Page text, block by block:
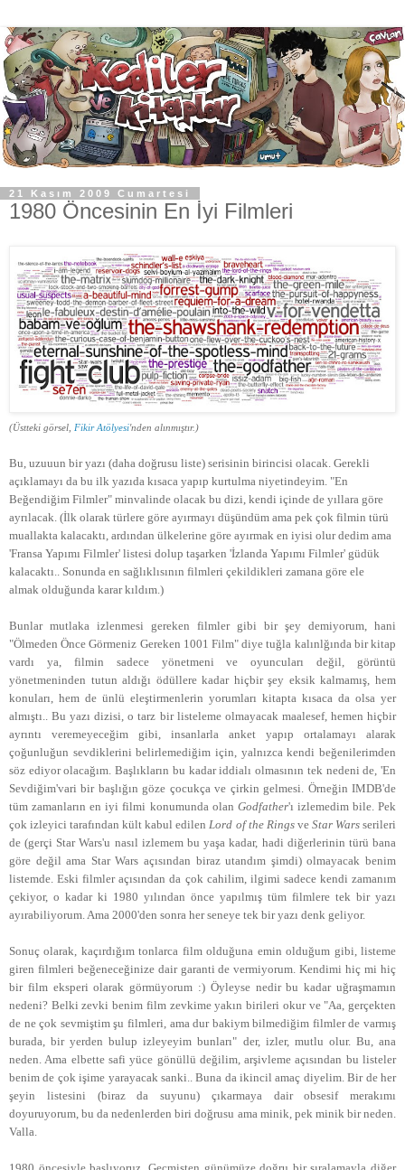
21 Kasım 2009 Cumartesi
1980 Öncesinin En İyi Filmleri
(Üstteki görsel, Fikir Atölyesi'nden alınmıştır.)
Bu, uzuuun bir yazı (daha doğrusu liste) serisinin birincisi olacak. Gerekli
açıklamayı da bu ilk yazıda kısaca yapıp kurtulma niyetindeyim. "En
Beğendiğim Filmler" minvalinde olacak bu dizi, kendi içinde de yıllara göre
ayrılacak. (İlk olarak türlere göre ayırmayı düşündüm ama pek çok filmin türü
muallakta kalacaktı, ardından ülkelerine göre ayırmak en iyisi olur dedim ama
'Fransa Yapımı Filmler' listesi dolup taşarken 'İzlanda Yapımı Filmler' güdük
kalacaktı.. Sonunda en sağlıklısının filmleri çekildikleri zamana göre ele
almak olduğunda karar kıldım.)
Bunlar mutlaka izlenmesi gereken filmler gibi bir şey demiyorum, hani
"Ölmeden Önce Görmeniz Gereken 1001 Film" diye tuğla kalınlğında bir kitap
vardı ya, filmin sadece yönetmeni ve oyuncuları değil, görüntü
yönetmeninden tutun aldığı ödüllere kadar hiçbir şey eksik kalmamış, hem
konuları, hem de ünlü eleştirmenlerin yorumları kitapta kısaca da olsa yer
almıştı.. Bu yazı dizisi, o tarz bir listeleme olmayacak maalesef, hemen hiçbir
ayrıntı veremeyeceğim gibi, insanlarla anket yapıp ortalamayı alarak
çoğunluğun sevdiklerini belirlemediğim için, yalnızca kendi beğenilerimden
söz ediyor olacağım. Başlıkların bu kadar iddialı olmasının tek nedeni de, 'En
Sevdiğim'vari bir başlığın göze çocukça ve çirkin gelmesi. Örneğin IMDB'de
tüm zamanların en iyi filmi konumunda olan Godfather'ı izlemedim bile. Pek
çok izleyici tarafından kült kabul edilen Lord of the Ringsve Star Warsserileri
de (gerçi Star Wars'u nasıl izlemem bu yaşa kadar, hadi diğerlerinin türü bana
göre değil ama Star Wars açısından biraz utandım şimdi) olmayacak benim
listemde. Eski filmler açısından da çok cahilim, ilgimi sadece kendi zamanım
çekiyor, o kadar ki 1980 yılından önce yapılmış tüm filmlere tek bir yazı
ayırabiliyorum. Ama 2000'den sonra her seneye tek bir yazı denk geliyor.
Sonuç olarak, kaçırdığım tonlarca film olduğuna emin olduğum gibi, listeme
giren filmleri beğeneceğinize dair garanti de vermiyorum. Kendimi hiç mi hiç
bir film eksperi olarak görmüyorum :) Öyleyse nedir bu kadar uğraşmamın
nedeni? Belki zevki benim film zevkime yakın birileri okur ve "Aa, gerçekten
de ne çok sevmiştim şu filmleri, ama dur bakiym bilmediğim filmler de varmış
burada, bir yerden bulup izleyeyim bunları" der, izler, mutlu olur. Bu, ana
neden. Ama elbette safi yüce gönüllü değilim, arşivleme açısından bu listeler
benim de çok işime yarayacak sanki.. Buna da ikincil amaç diyelim. Bir de her
şeyin listesini (biraz da suyunu) çıkarmaya dair obsesif merakımı
doyuruyorum, bu da nedenlerden biri doğrusu ama minik, pek minik bir neden.
Valla.